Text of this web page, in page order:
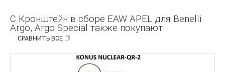
С Кронштейн в сборе EAW APEL для Benelli
Argo, Argo Special также покупают
СРАВНИТЬ ВСЕ